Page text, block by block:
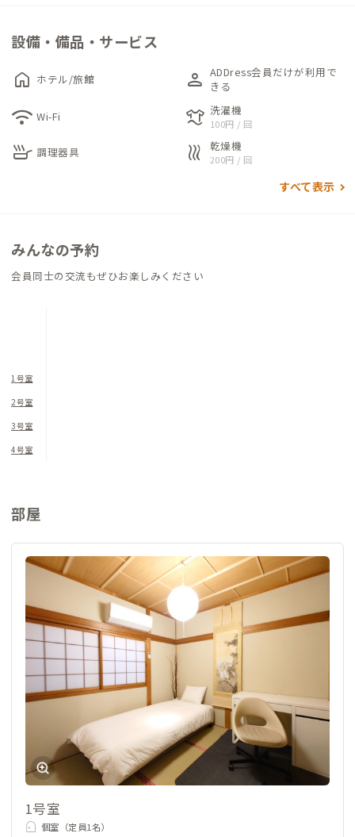
人掛けカウンターテーブル）、洗濯機、乾燥機、トイレ2か所、
2階の1～4号室の各個室はサイドチェストが備え付け。リモート
ワークがはかどります。
リノベーションにより再生された和モダンな空間「ZEST amazi
ng」の広々とした共用スペースで、交流もお楽しみください。
設備・備品・サービス
home ホテル/旅館 person ADDress会員だけが利用で
きる
wifi Wi-Fi laundry 洗濯機
100円 / 回
skillet 調理器具 heat 乾燥機
200円 / 回
すべて表示
みんなの予約
会員同士の交流もぜひお楽しみください
1号室
2号室
3号室
4号室
部屋
1号室
個室（定員1名）